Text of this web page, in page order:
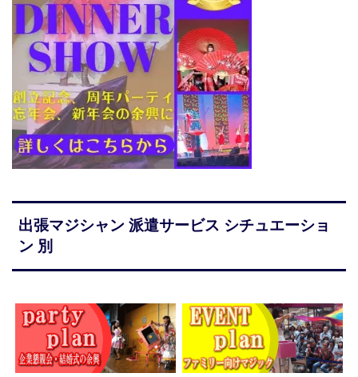
出張マジシャン 派遣サービス シチュエーショ
ン 別